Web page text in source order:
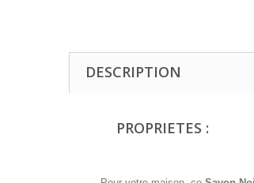
DESCRIPTION
PROPRIETES :